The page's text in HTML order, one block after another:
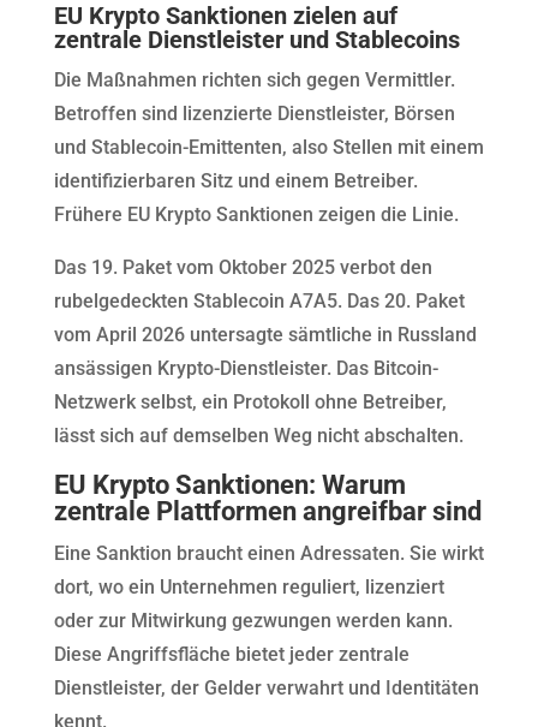
EU Krypto Sanktionen zielen auf
zentrale Dienstleister und Stablecoins
Die Maßnahmen richten sich gegen Vermittler.
Betroffen sind lizenzierte Dienstleister, Börsen
und Stablecoin-Emittenten, also Stellen mit einem
identifizierbaren Sitz und einem Betreiber.
Frühere EU Krypto Sanktionen zeigen die Linie.
Das 19. Paket vom Oktober 2025 verbot den
rubelgedeckten Stablecoin A7A5. Das 20. Paket
vom April 2026 untersagte sämtliche in Russland
ansässigen Krypto-Dienstleister. Das Bitcoin-
Netzwerk selbst, ein Protokoll ohne Betreiber,
lässt sich auf demselben Weg nicht abschalten.
EU Krypto Sanktionen: Warum
zentrale Plattformen angreifbar sind
Eine Sanktion braucht einen Adressaten. Sie wirkt
dort, wo ein Unternehmen reguliert, lizenziert
oder zur Mitwirkung gezwungen werden kann.
Diese Angriffsfläche bietet jeder zentrale
Dienstleister, der Gelder verwahrt und Identitäten
kennt.